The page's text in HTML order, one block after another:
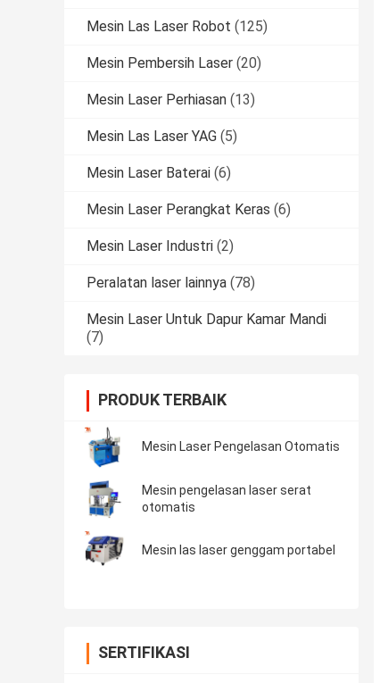
Mesin Las Laser Robot (125)
Mesin Pembersih Laser (20)
Mesin Laser Perhiasan (13)
Mesin Las Laser YAG (5)
Mesin Laser Baterai (6)
Mesin Laser Perangkat Keras (6)
Mesin Laser Industri (2)
Peralatan laser lainnya (78)
Mesin Laser Untuk Dapur Kamar Mandi
(7)
PRODUK TERBAIK
Mesin Laser Pengelasan Otomatis
Mesin pengelasan laser serat
otomatis
Mesin las laser genggam portabel
SERTIFIKASI